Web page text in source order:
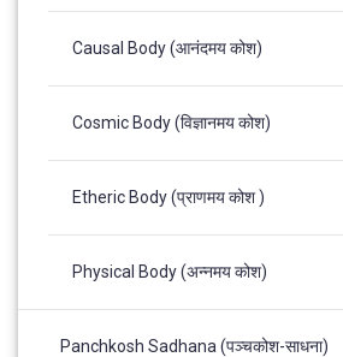
Causal Body (आनंदमय कोश)
Cosmic Body (विज्ञानमय कोश)
Etheric Body (प्राणमय कोश )
Physical Body (अन्नमय कोश)
Panchkosh Sadhana (पञ्चकोश-साधना)